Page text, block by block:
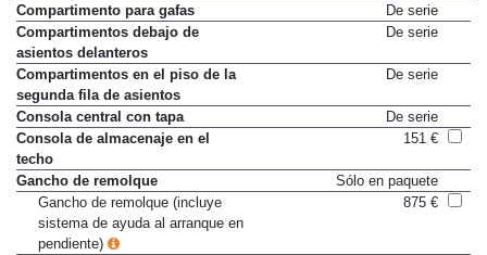
Compartimento para gafas
De serie
Compartimentos debajo de
asientos delanteros
De serie
Compartimentos en el piso de la
segunda fila de asientos
De serie
Consola central con tapa
De serie
Consola de almacenaje en el
techo
151 €
Gancho de remolque
Sólo en paquete
Gancho de remolque (incluye
sistema de ayuda al arranque en
pendiente)
875 €